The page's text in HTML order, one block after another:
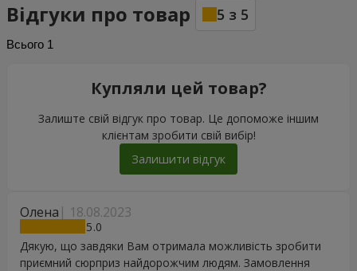
Відгуки про товар 5 з 5
Всього 1
Олена 18.08.2023
5
Дякую, що завдяки Вам отримала можливість зробити
приємний сюрприз найдорожчим людям. Замовлення
Купляли цей товар?
Залиште свій відгук про товар. Це допоможе іншим
клієнтам зробити свій вибір!
Залишити відгук